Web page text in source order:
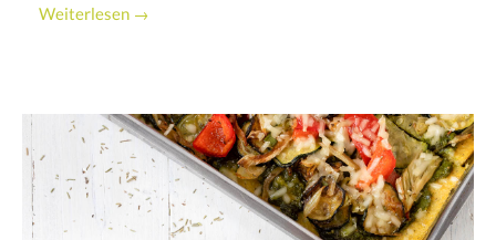
Weiterlesen →